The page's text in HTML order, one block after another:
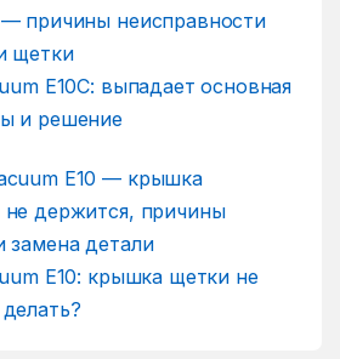
E10C: выпадает основная
и решение
E10: крышка щетки не